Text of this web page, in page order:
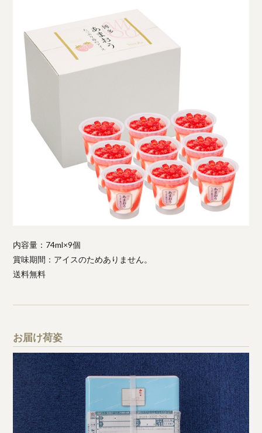
内容量：74ml×9個
賞味期間：アイスのためありません。
送料無料
お届け荷姿